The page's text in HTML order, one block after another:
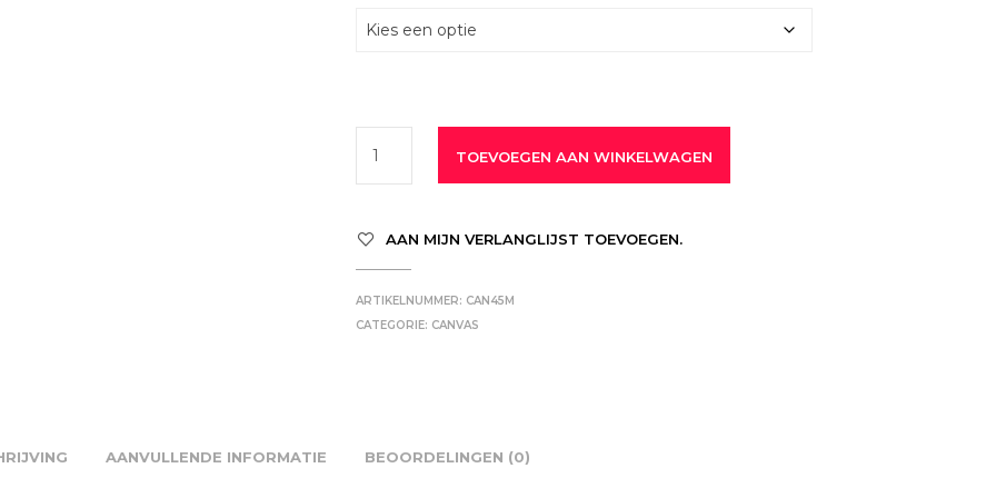
TOEVOEGEN AAN WINKELWAGEN
AAN MIJN VERLANGLIJST TOEVOEGEN.
ARTIKELNUMMER: CAN45M
CATEGORIE: CANVAS
AANVULLENDE INFORMATIE BEOORDELINGEN (0)